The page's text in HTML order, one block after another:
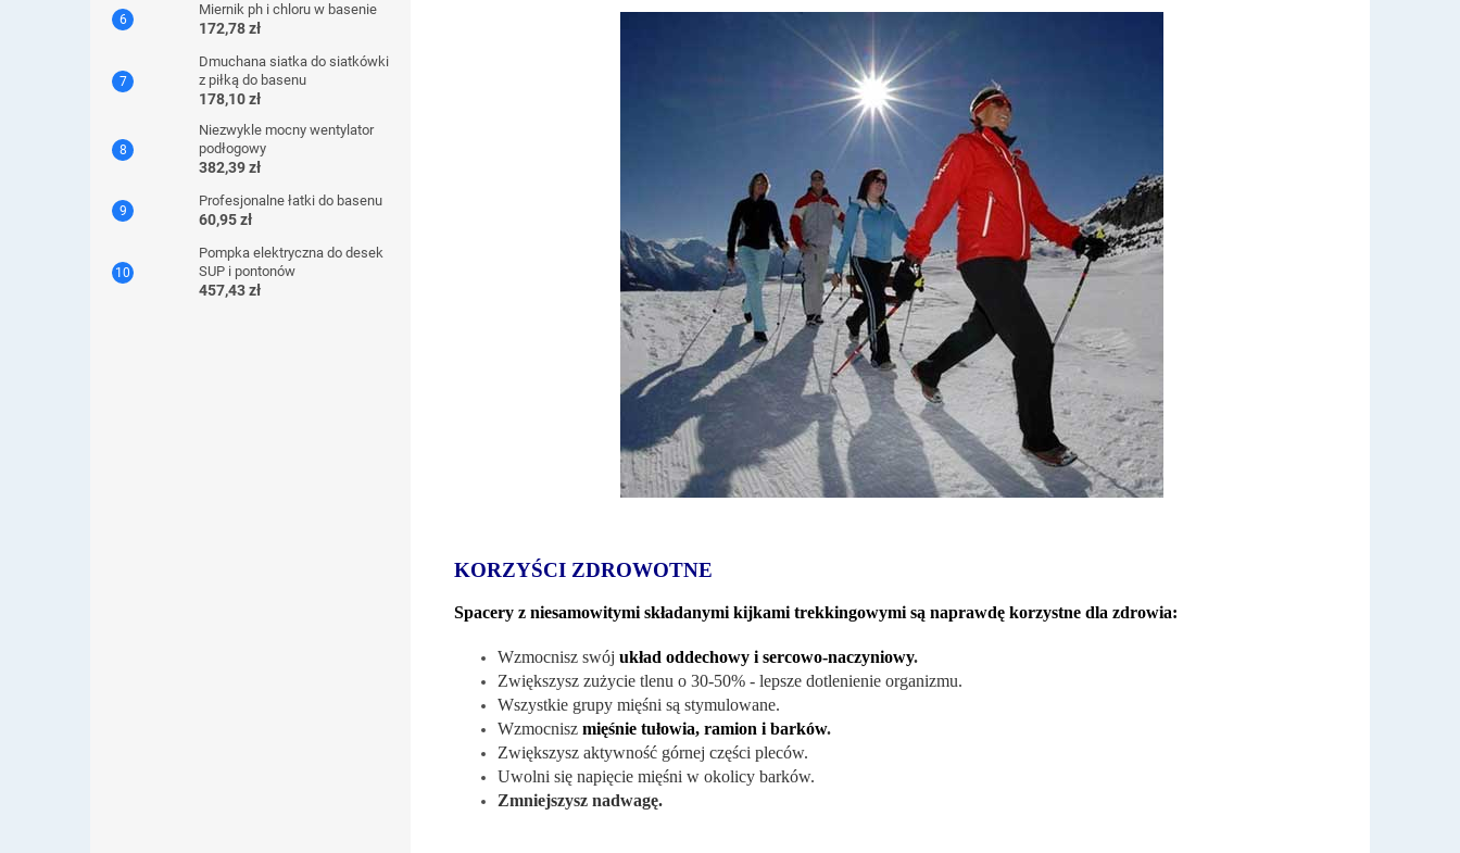
Miernik ph i chloru w basenie
172,78 zł
Dmuchana siatka do siatkówki
z piłką do basenu
178,10 zł
Niezwykle mocny wentylator
podłogowy
382,39 zł
Profesjonalne łatki do basenu
60,95 zł
Pompka elektryczna do desek
SUP i pontonów
457,43 zł
KORZYŚCI ZDROWOTNE
Spacery z niesamowitymi składanymi kijkami trekkingowymi są naprawdę korzystne dla zdrowia:
Wzmocnisz swój układ oddechowy i sercowo-naczyniowy.
Zwiększysz zużycie tlenu o 30-50% - lepsze dotlenienie organizmu.
Wszystkie grupy mięśni są stymulowane.
Wzmocnisz mięśnie tułowia, ramion i barków.
Zwiększysz aktywność górnej części pleców.
Uwolni się napięcie mięśni w okolicy barków.
Zmniejszysz nadwagę.